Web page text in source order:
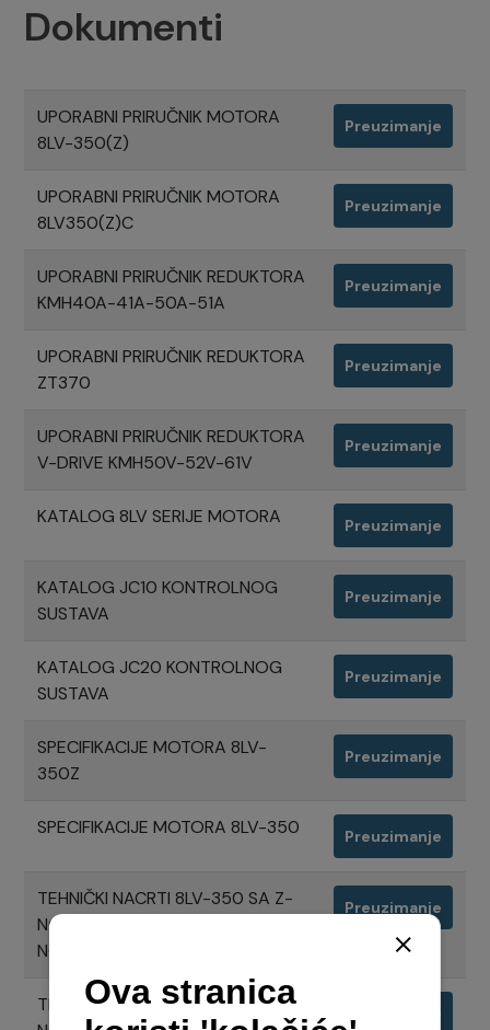
Dokumenti
UPORABNI PRIRUČNIK MOTORA
8LV-350(Z)
Preuzimanje
UPORABNI PRIRUČNIK MOTORA
8LV350(Z)C
Preuzimanje
UPORABNI PRIRUČNIK REDUKTORA
KMH40A-41A-50A-51A
Preuzimanje
UPORABNI PRIRUČNIK REDUKTORA
ZT370
Preuzimanje
UPORABNI PRIRUČNIK REDUKTORA
V-DRIVE KMH50V-52V-61V
Preuzimanje
KATALOG 8LV SERIJE MOTORA Preuzimanje
KATALOG JC10 KONTROLNOG
SUSTAVA
Preuzimanje
KATALOG JC20 KONTROLNOG
SUSTAVA
Preuzimanje
SPECIFIKACIJE MOTORA 8LV-
350Z
Preuzimanje
SPECIFIKACIJE MOTORA 8LV-350 Preuzimanje
TEHNIČKI NACRTI 8LV-350 SA Z-
NOGOM ZT370, ISPUH KROZ Z-
NOGU
Preuzimanje
TEHNIČKI NACRTI 8LV-350 SA Z-